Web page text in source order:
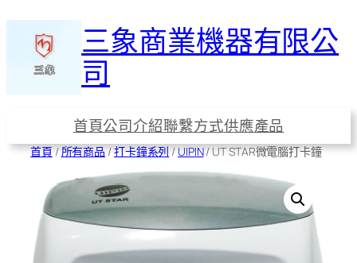
跳
三象商業機器有限公
司
首頁公司介紹聯繫方式供應產品
首頁/所有商品/打卡鐘系列/UIPIN/ UT STAR微電腦打卡鐘